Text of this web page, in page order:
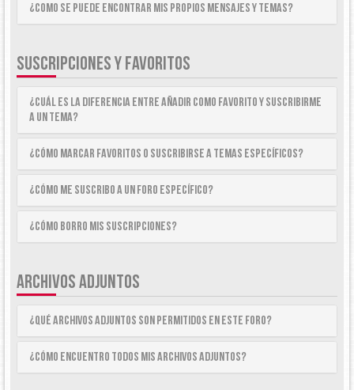
¿Como se puede encontrar mis propios mensajes y temas?
SUSCRIPCIONES Y FAVORITOS
¿Cuál es la diferencia entre añadir como Favorito y suscribirme
a un tema?
¿Cómo marcar Favoritos o suscribirse a temas específicos?
¿Cómo me suscribo a un foro específico?
¿Cómo borro mis suscripciones?
ARCHIVOS ADJUNTOS
¿Qué archivos adjuntos son permitidos en este foro?
¿Cómo encuentro todos mis archivos adjuntos?